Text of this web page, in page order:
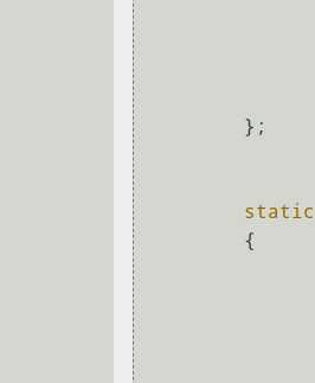
static
{